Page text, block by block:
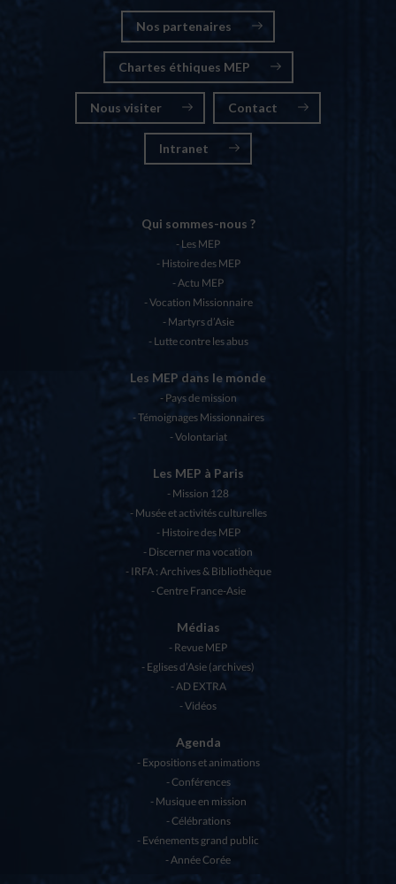
Nos partenaires
Chartes éthiques MEP
Nous visiter Contact
Intranet
Qui sommes-nous ?
Les MEP
Histoire des MEP
Actu MEP
Vocation Missionnaire
Martyrs d’Asie
Lutte contre les abus
Les MEP dans le monde
Pays de mission
Témoignages Missionnaires
Volontariat
Les MEP à Paris
Mission 128
Musée et activités culturelles
Histoire des MEP
Discerner ma vocation
IRFA : Archives & Bibliothèque
Centre France-Asie
Médias
Revue MEP
Eglises d’Asie (archives)
AD EXTRA
Vidéos
Agenda
Expositions et animations
Conférences
Musique en mission
Célébrations
Evénements grand public
Année Corée